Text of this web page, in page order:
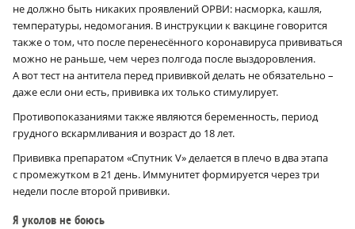
не должно быть никаких проявлений ОРВИ: насморка, кашля,
температуры, недомогания. В инструкции к вакцине говорится
также о том, что после перенесённого коронавируса прививаться
можно не раньше, чем через полгода после выздоровления.
А вот тест на антитела перед прививкой делать не обязательно –
даже если они есть, прививка их только стимулирует.
Противопоказаниями также являются беременность, период
грудного вскармливания и возраст до 18 лет.
Прививка препаратом «Спутник V» делается в плечо в два этапа
с промежутком в 21 день. Иммунитет формируется через три
недели после второй прививки.
Я уколов не боюсь